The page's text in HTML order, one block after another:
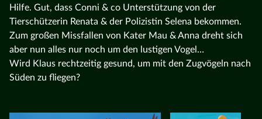
Hilfe. Gut, dass Conni & co Unterstützung von der
Tierschützerin Renata & der Polizistin Selena bekommen.
Zum großen Missfallen von Kater Mau & Anna dreht sich
aber nun alles nur noch um den lustigen Vogel…
Wird Klaus rechtzeitig gesund, um mit den Zugvögeln nach
Süden zu fliegen?